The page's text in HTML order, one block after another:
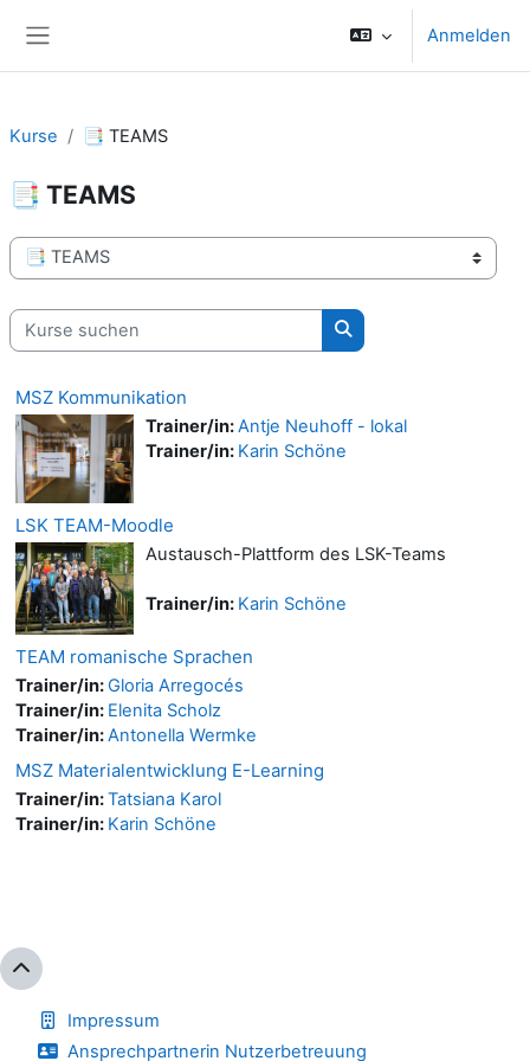
Anmelden
Kurse 📑 TEAMS
📑 TEAMS
Kursbereiche
Kurse suchen
Kurse suchen
MSZ Kommunikation
Trainer/in:Antje Neuhoff - lokal
Trainer/in: Karin Schöne
LSK TEAM-Moodle
Austausch-Plattform des LSK-Teams
Trainer/in: Karin Schöne
TEAM romanische Sprachen
Trainer/in:Gloria Arregocés
Trainer/in: Elenita Scholz
Trainer/in:Antonella Wermke
MSZ Materialentwicklung E-Learning
Trainer/in:Tatsiana Karol
Trainer/in: Karin Schöne
Impressum
Ansprechpartnerin Nutzerbetreuung